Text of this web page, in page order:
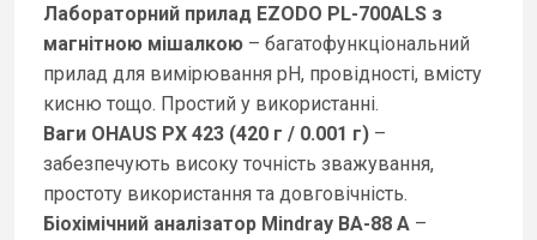
Лабораторний прилад EZODO PL-700ALS з
магнітною мішалкою – багатофункціональний
прилад для вимірювання рН, провідності, вмісту
кисню тощо. Простий у використанні.
Ваги OHAUS PX 423 (420 г / 0.001 г) –
забезпечують високу точність зважування,
простоту використання та довговічність.
Біохімічний аналізатор Mindray BA-88 A –